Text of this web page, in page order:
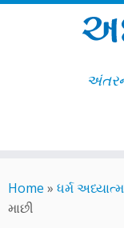
to
content
Home » ધર્મ અધ્યાત્મ
માછી